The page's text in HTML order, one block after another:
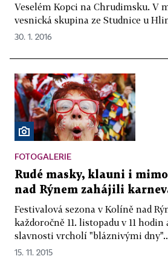
Veselém Kopci na Chrudimsku. V
vesnická skupina ze Studnice u
30. 1. 2016
FOTOGALERIE
Rudé masky, klauni i
nad Rýnem zahájili
Festivalová sezona v Kolíně nad
každoročně 11. listopadu v 11
slavnosti vrcholí "bláznivými
15. 11. 2015